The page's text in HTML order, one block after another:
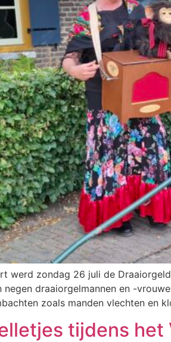
werd zondag 26 juli de
negen draaiorgelmannen en -
zoals manden vlechten en
tijdens